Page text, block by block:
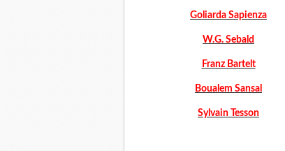
Goliarda Sapienza
W.G. Sebald
Franz Bartelt
Boualem Sansal
Sylvain Tesson